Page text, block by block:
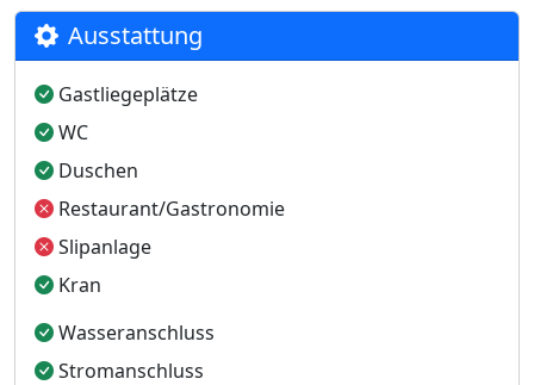
Ausstattung
Gastliegeplätze
WC
Duschen
Restaurant/Gastronomie
Slipanlage
Kran
Wasseranschluss
Stromanschluss